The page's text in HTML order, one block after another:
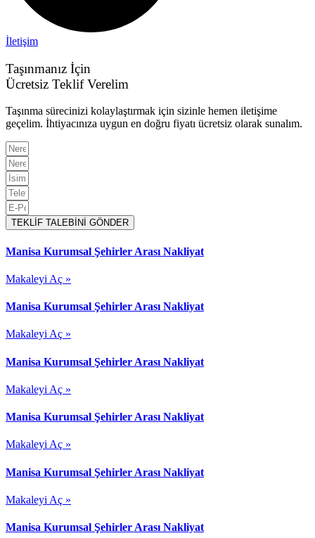
İletişim
Taşınmanız İçin
Ücretsiz Teklif Verelim
Taşınma sürecinizi kolaylaştırmak için sizinle hemen iletişime
geçelim. İhtiyacınıza uygun en doğru fiyatı ücretsiz olarak sunalım.
TEKLİF TALEBİNİ GÖNDER
Manisa Kurumsal Şehirler Arası Nakliyat
Makaleyi Aç »
Manisa Kurumsal Şehirler Arası Nakliyat
Makaleyi Aç »
Manisa Kurumsal Şehirler Arası Nakliyat
Makaleyi Aç »
Manisa Kurumsal Şehirler Arası Nakliyat
Makaleyi Aç »
Manisa Kurumsal Şehirler Arası Nakliyat
Makaleyi Aç »
Manisa Kurumsal Şehirler Arası Nakliyat